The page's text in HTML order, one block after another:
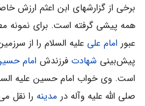
برخی از گزارشهای ابن اعثم ارزش
همه پیشی گرفته است. برای نمونه
عبور امام علی علیه السلام را از
پیش‌بینی شهادت فرزندش امام
است. وی خواب امام حسین علیه
صلی الله علیه وآله در مدینه را نقل